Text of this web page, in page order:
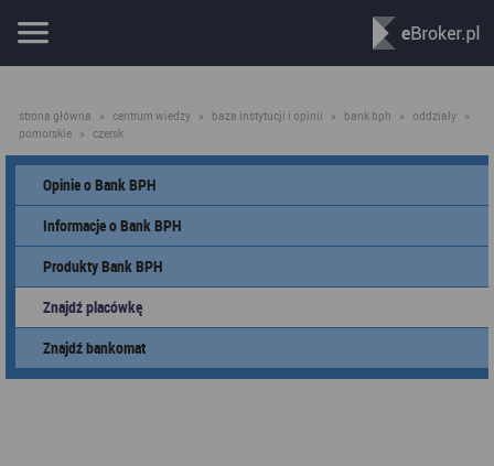
strona główna » centrum wiedzy » baza instytucji i opinii » bank bph » oddziały »
pomorskie » czersk
Opinie o Bank BPH
Informacje o Bank BPH
Produkty Bank BPH
Znajdź placówkę
Znajdź bankomat